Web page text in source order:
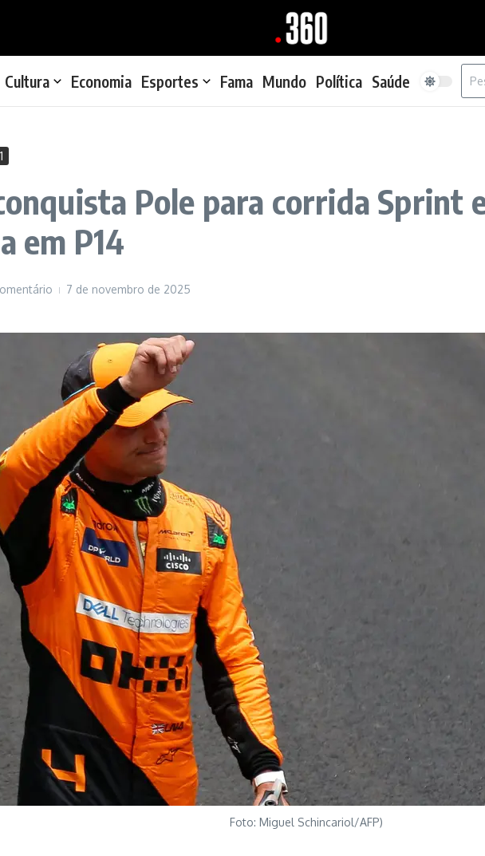
Cultura Economia Esportes Fama Mundo Política Saúde
Pole para corrida Sprint
em P14
7 de novembro de 2025
Foto: Miguel Schincariol/AFP)